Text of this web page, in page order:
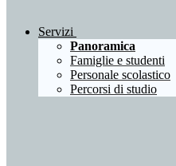
Servizi
Panoramica
Famiglie e studenti
Personale scolastico
Percorsi di studio